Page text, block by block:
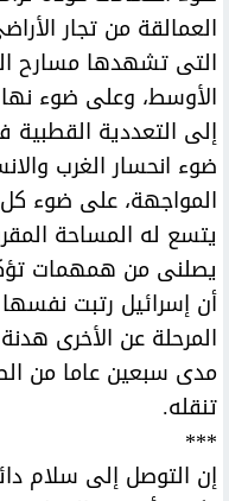
العمالقة من تجار
التى تشهدها مسارح
الأوسط، وعلى ضوء
إلى التعددية
ضوء انحسار الغرب
المواجهة، على ضوء كل
يتسع له المساحة
يصلنى من همهمات
أن إسرائيل رتبت
المرحلة عن الأخرى
مدى سبعين عاما من
تنقله.
***
إن التوصل إلى سلام